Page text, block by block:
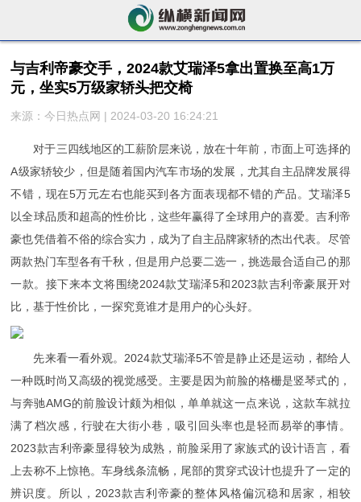
与吉利帝豪交手，2024款艾瑞泽5拿出置换至高1万
元，坐实5万级家轿头把交椅
来源：今日热点网 | 2024-03-20 16:24:21
对于三四线地区的工薪阶层来说，放在十年前，市面上可选择的
A级家轿较少，但是随着国内汽车市场的发展，尤其自主品牌发展得
不错，现在5万元左右也能买到各方面表现都不错的产品。艾瑞泽5
以全球品质和超高的性价比，这些年赢得了全球用户的喜爱。吉利帝
豪也凭借着不俗的综合实力，成为了自主品牌家轿的杰出代表。尽管
两款热门车型各有千秋，但是用户总要二选一，挑选最合适自己的那
一款。接下来本文将围绕2024款艾瑞泽5和2023款吉利帝豪展开对
比，基于性价比，一探究竟谁才是用户的心头好。
先来看一看外观。2024款艾瑞泽5不管是静止还是运动，都给人
一种既时尚又高级的视觉感受。主要是因为前脸的格栅是竖琴式的，
与奔驰AMG的前脸设计颇为相似，单单就这一点来说，这款车就拉
满了档次感，行驶在大街小巷，吸引回头率也是轻而易举的事情。
2023款吉利帝豪显得较为成熟，前脸采用了家族式的设计语言，看
上去称不上惊艳。车身线条流畅，尾部的贯穿式设计也提升了一定的
辨识度。所以，2023款吉利帝豪的整体风格偏沉稳和居家，相较